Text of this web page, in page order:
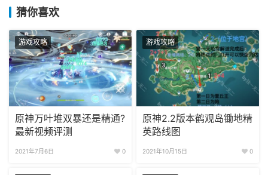
猜你喜欢
游戏攻略
原神万叶堆双暴还是精通?
最新视频评测
2021年7月6日 0
游戏攻略
原神2.2版本鹤观岛锄地精
英路线图
2021年10月15日 0